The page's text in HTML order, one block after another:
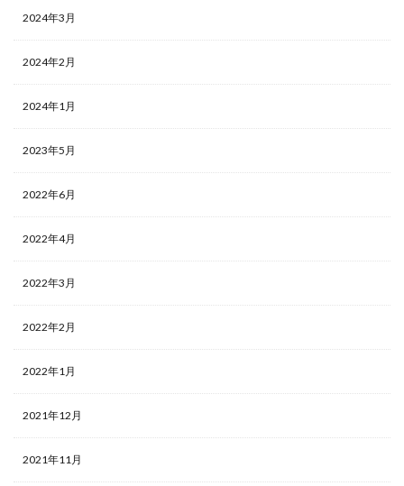
2024年3月
2024年2月
2024年1月
2023年5月
2022年6月
2022年4月
2022年3月
2022年2月
2022年1月
2021年12月
2021年11月